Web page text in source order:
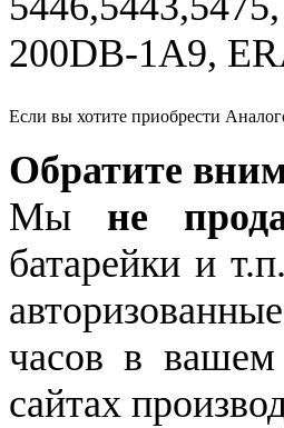
200DB-1A9,
Если вы хотите приобрести
Обратите
Мы не
батарейки и
часов в
сайтах